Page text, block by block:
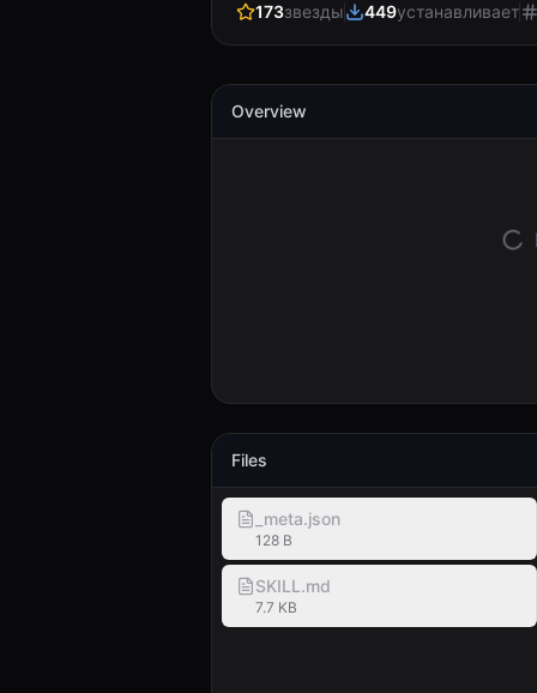
173звезды 449устанавливает
Overview
Files
_meta.json
128 B
SKILL.md
7.7 KB